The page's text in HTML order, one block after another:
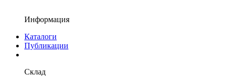
Информация
Каталоги
Публикации
Склад